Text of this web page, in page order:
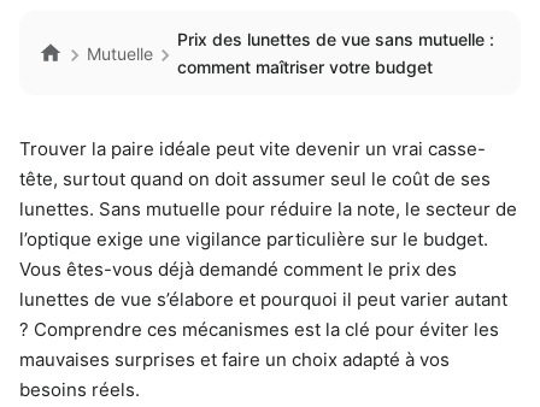
Mutuelle
Prix des lunettes de vue sans mutuelle :
comment maîtriser votre budget
Trouver la paire idéale peut vite devenir un vrai casse-
tête, surtout quand on doit assumer seul le coût de ses
lunettes. Sans mutuelle pour réduire la note, le secteur de
l’optique exige une vigilance particulière sur le budget.
Vous êtes-vous déjà demandé comment le prix des
lunettes de vue s’élabore et pourquoi il peut varier autant
? Comprendre ces mécanismes est la clé pour éviter les
mauvaises surprises et faire un choix adapté à vos
besoins réels.